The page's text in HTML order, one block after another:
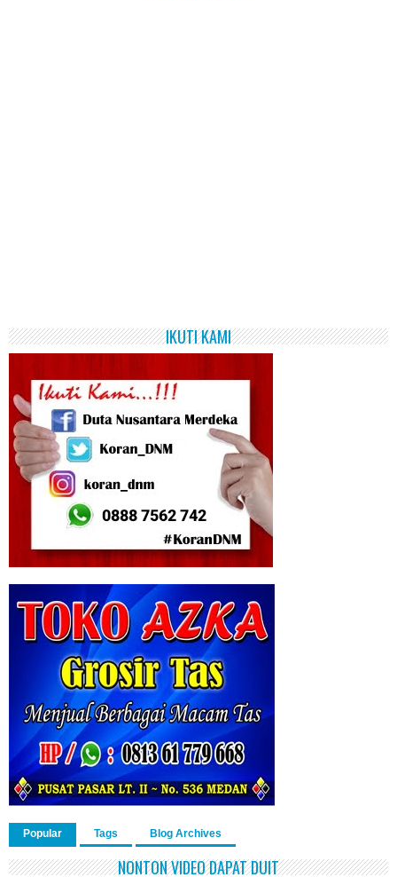
IKUTI KAMI
Popular Tags Blog Archives
NONTON VIDEO DAPAT DUIT